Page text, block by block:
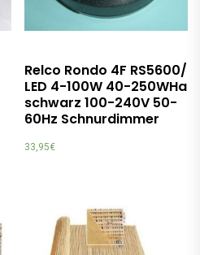
Relco Rondo 4F RS5600/
LED 4-100W 40-250WHa
schwarz 100-240V 50-
60Hz Schnurdimmer
33,95€